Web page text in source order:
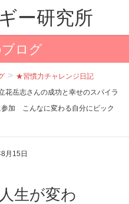
ー研究所
ログ
★習慣力チャレンジ日記
花岳志さんの成功と幸せのスパイラ
加 こんなに変わる自分にビック
月15日